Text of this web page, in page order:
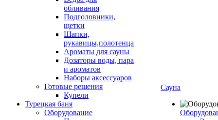
обливания
Подголовники,
щетки
Шапки,
рукавицы,полотенца
Ароматы для сауны
Дозаторы воды, пара
и ароматов
Наборы аксессуаров
Готовые решения
Купели
Турецкая баня
Оборудование
Сауна